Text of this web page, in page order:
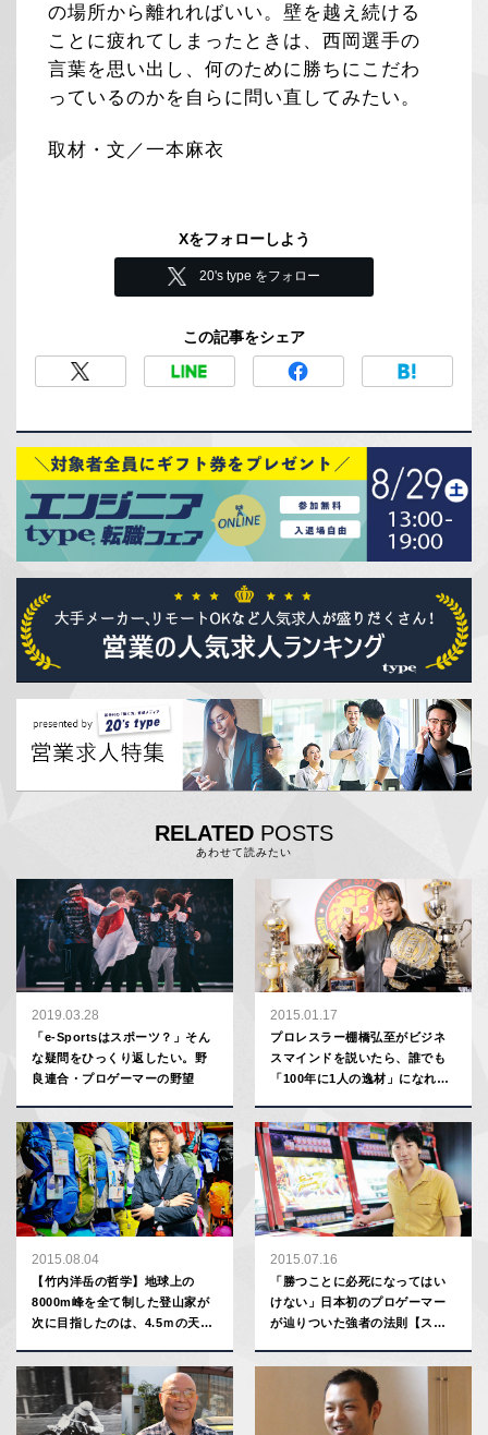
の場所から離れればいい。壁を越え続ける
ことに疲れてしまったときは、西岡選手の
言葉を思い出し、何のために勝ちにこだわ
っているのかを自らに問い直してみたい。
取材・文／一本麻衣
Xをフォローしよう
20's type をフォロー
この記事をシェア
RELATED POSTS
あわせて読みたい
2019.03.28
「e-Sportsはスポーツ？」そん
な疑問をひっくり返したい。野
良連合・プロゲーマーの野望
2015.01.17
プロレスラー棚橋弘至がビジネ
スマインドを説いたら、誰でも
「100年に1人の逸材」になれる
の哲学】
2015.08.04
【竹内洋岳の哲学】地球上の
8000m峰を全て制した登山家が
次に目指したのは、4.5ｍの天保
2015.07.16
「勝つことに必死になってはい
けない」日本初のプロゲーマー
が辿りついた強者の法則【スポ